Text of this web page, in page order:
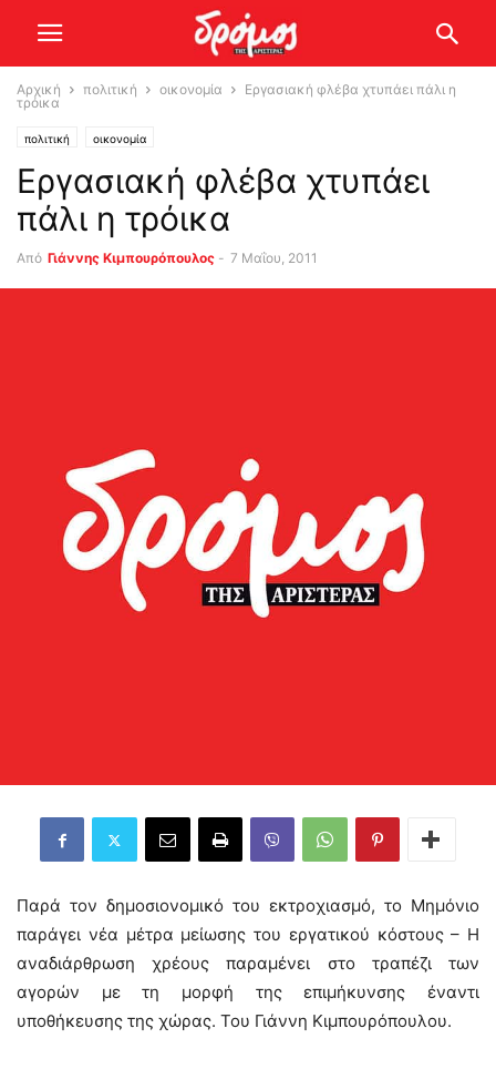
Αρχική πολιτική οικονομία
Εργασιακή φλέβα χτυπάει πάλι η
τρόικα
πολιτική οικονομία
Εργασιακή φλέβα χτυπάει
πάλι η τρόικα
Από Γιάννης Κιμπουρόπουλος - 7 Μαΐου, 2011
Παρά τον δημοσιονομικό του εκτροχιασμό, το Mημόνιο
παράγει νέα μέτρα μείωσης του εργατικού κόστους – Η
αναδιάρθρωση χρέους παραμένει στο τραπέζι των
αγορών με τη μορφή της επιμήκυνσης έναντι
υποθήκευσης της χώρας. Του Γιάννη Κιμπουρόπουλου.